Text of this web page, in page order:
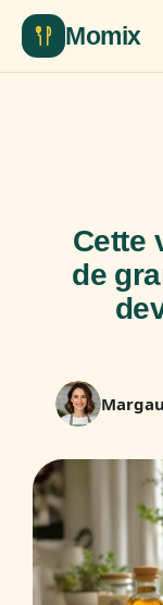
Momix
Cette
de